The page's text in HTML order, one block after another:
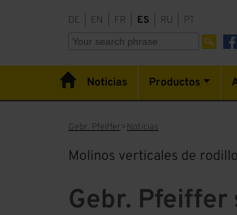
DE EN FR ES RU PT
Noticias Productos
Gebr. Pfeiffer Noticias
Molinos verticales de
Gebr. Pfeiffer